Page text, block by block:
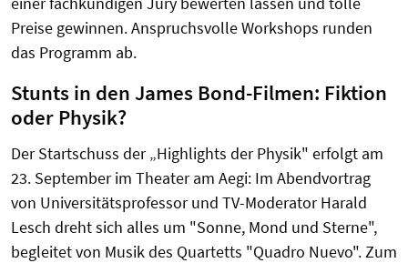
Preise gewinnen. Anspruchsvolle Workshops runden
das Programm ab.
Stunts in den James Bond-Filmen: Fiktion
oder Physik?
Der Startschuss der „Highlights der Physik" erfolgt am
23. September im Theater am Aegi: Im Abendvortrag
von Universitätsprofessor und TV-Moderator Harald
Lesch dreht sich alles um "Sonne, Mond und Sterne",
begleitet von Musik des Quartetts "Quadro Nuevo". Zum